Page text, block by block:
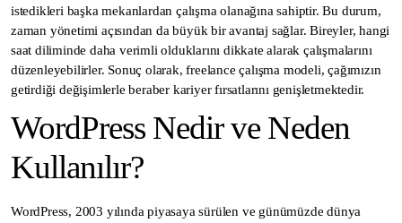
istedikleri başka mekanlardan çalışma olanağına sahiptir. Bu durum,
zaman yönetimi açısından da büyük bir avantaj sağlar. Bireyler, hangi
saat diliminde daha verimli olduklarını dikkate alarak çalışmalarını
düzenleyebilirler. Sonuç olarak, freelance çalışma modeli, çağımızın
getirdiği değişimlerle beraber kariyer fırsatlarını genişletmektedir.
WordPress Nedir ve Neden
Kullanılır?
WordPress, 2003 yılında piyasaya sürülen ve günümüzde dünya